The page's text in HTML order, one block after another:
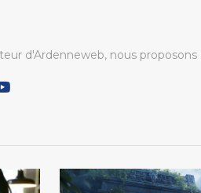
d'Ardenneweb, nous